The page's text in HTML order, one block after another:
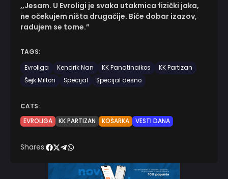
,,Jesam. U Evroligi je svaka utakmica fizički jaka,
ne očekujem ništa drugačije. Biće dobar izazov,
radujem se tome.”
TAGS:
Evroliga
Kendrik Nan KK Panatinaikos
KK Partizan
Šejk Milton
Specijal Specijal desno
CATS:
EVROLIGA
KK PARTIZAN KOŠARKA VESTI DANA
Shares: